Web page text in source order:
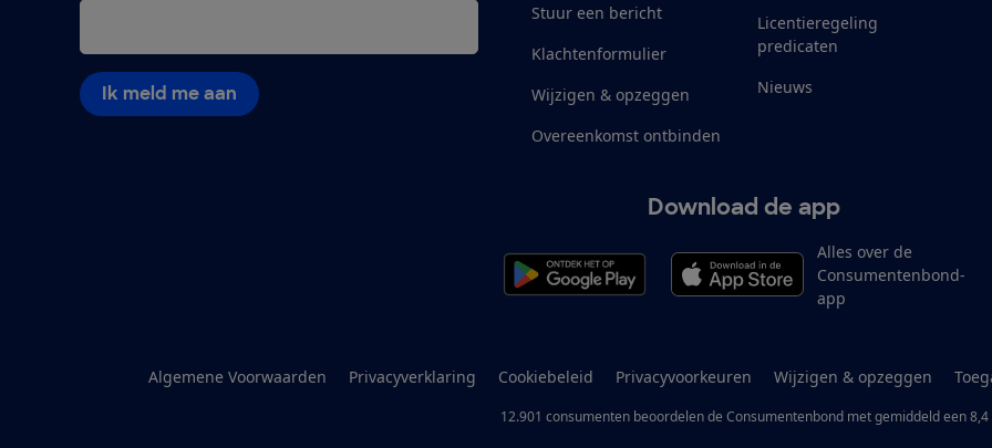
Ik meld me aan
Stuur een bericht
Klachtenformulier
Wijzigen & opzeggen
Overeenkomst ontbinden
Licentieregeling
predicaten
Nieuws
Download de app
Alles over de
Consumentenbond-
app
Algemene Voorwaarden Privacyverklaring Cookiebeleid Privacyvoorkeuren Wijzigen & opzeggen
12.901 consumenten beoordelen de Consumentenbondmet gemiddeld een 8,4